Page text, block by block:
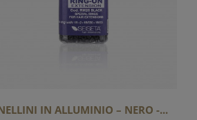
IN ALLUMINIO – NERO -...